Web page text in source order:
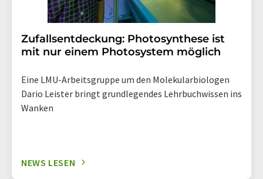
Zufallsentdeckung: Photosynthese ist
mit nur einem Photosystem möglich
Eine LMU-Arbeitsgruppe um den Molekularbiologen
Dario Leister bringt grundlegendes Lehrbuchwissen ins
Wanken
NEWS LESEN